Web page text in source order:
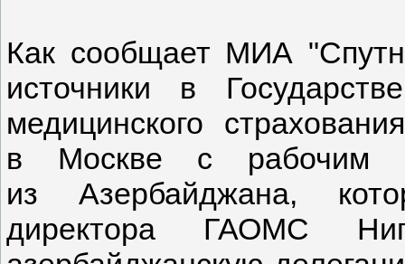
Как сообщает МИА
источники в
медицинского
в Москве с рабочим
из Азербайджана,
директора ГАОМС